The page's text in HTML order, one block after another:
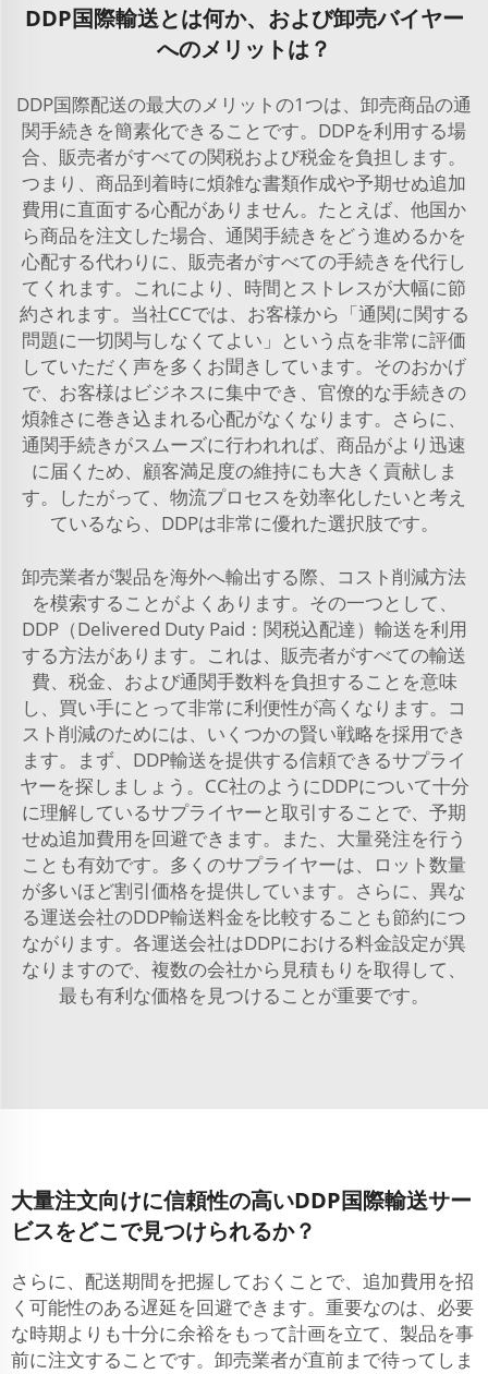
DDP国際輸送とは何か、および卸売バイヤー
へのメリットは？
DDP国際配送の最大のメリットの1つは、卸売商品の通
関手続きを簡素化できることです。DDPを利用する場
合、販売者がすべての関税および税金を負担します。
つまり、商品到着時に煩雑な書類作成や予期せぬ追加
費用に直面する心配がありません。たとえば、他国か
ら商品を注文した場合、通関手続きをどう進めるかを
心配する代わりに、販売者がすべての手続きを代行し
てくれます。これにより、時間とストレスが大幅に節
約されます。当社CCでは、お客様から「通関に関する
問題に一切関与しなくてよい」という点を非常に評価
していただく声を多くお聞きしています。そのおかげ
で、お客様はビジネスに集中でき、官僚的な手続きの
煩雑さに巻き込まれる心配がなくなります。さらに、
通関手続きがスムーズに行われれば、商品がより迅速
に届くため、顧客満足度の維持にも大きく貢献しま
す。したがって、物流プロセスを効率化したいと考え
ているなら、DDPは非常に優れた選択肢です。
卸売業者が製品を海外へ輸出する際、コスト削減方法
を模索することがよくあります。その一つとして、
DDP（Delivered Duty Paid：関税込配達）輸送を利用
する方法があります。これは、販売者がすべての輸送
費、税金、および通関手数料を負担することを意味
し、買い手にとって非常に利便性が高くなります。コ
スト削減のためには、いくつかの賢い戦略を採用でき
ます。まず、DDP輸送を提供する信頼できるサプライ
ヤーを探しましょう。CC社のようにDDPについて十分
に理解しているサプライヤーと取引することで、予期
せぬ追加費用を回避できます。また、大量発注を行う
ことも有効です。多くのサプライヤーは、ロット数量
が多いほど割引価格を提供しています。さらに、異な
る運送会社のDDP輸送料金を比較することも節約につ
ながります。各運送会社はDDPにおける料金設定が異
なりますので、複数の会社から見積もりを取得して、
最も有利な価格を見つけることが重要です。
大量注文向けに信頼性の高いDDP国際輸送サー
ビスをどこで見つけられるか？
さらに、配送期間を把握しておくことで、追加費用を招
く可能性のある遅延を回避できます。重要なのは、必要
な時期よりも十分に余裕をもって計画を立て、製品を事
前に注文することです。卸売業者が直前まで待ってしま